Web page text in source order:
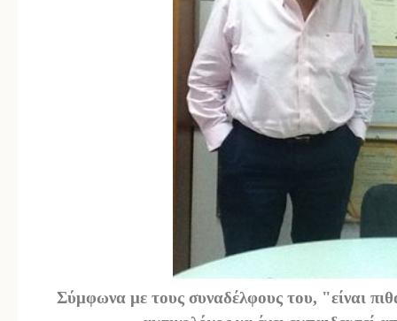
Σύμφωνα με τους συναδέλφους του, "είναι